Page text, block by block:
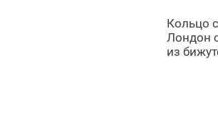
Кольцо
Лондон
из